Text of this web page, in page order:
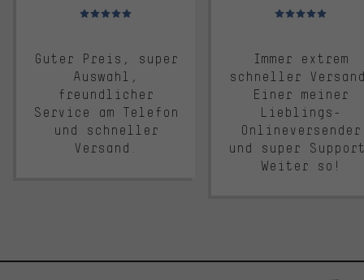
Bewertungen: 5 von 5
Guter Preis, super
Auswahl,
freundlicher
Service am Telefon
und schneller
Versand.
Bewertungen: 5 von 5
Immer extrem
schneller
Einer meiner
Lieblings-
Onlineversender
und super
Weiter so!